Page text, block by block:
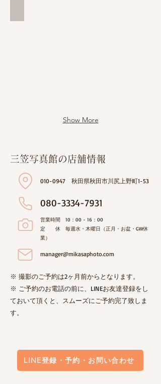
Show More
三笠写真館の店舗情報
010-0947 秋田県秋田市川尻上野町1-53
080-3334-7931
営業時間 10：00 - 16：00
定 休 毎週水・木曜日（正月・お盆・GW休
業）
manager@mikasaphoto.com
※ 撮影のご予約は2ヶ月前からとなります。
※ ご予約のお電話の前に、LINEお友達登録をし
ておいて頂くと、スムーズにご予約完了致しま
す。
LINE登録・予約・お問い合わせ